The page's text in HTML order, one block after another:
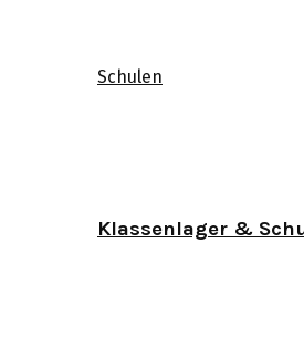
Schulen
Klassenlager &